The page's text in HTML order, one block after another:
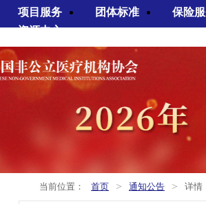
项目服务 团体标准
保险
资源中心
当前位置： 首页 > 通知公告 > 详情